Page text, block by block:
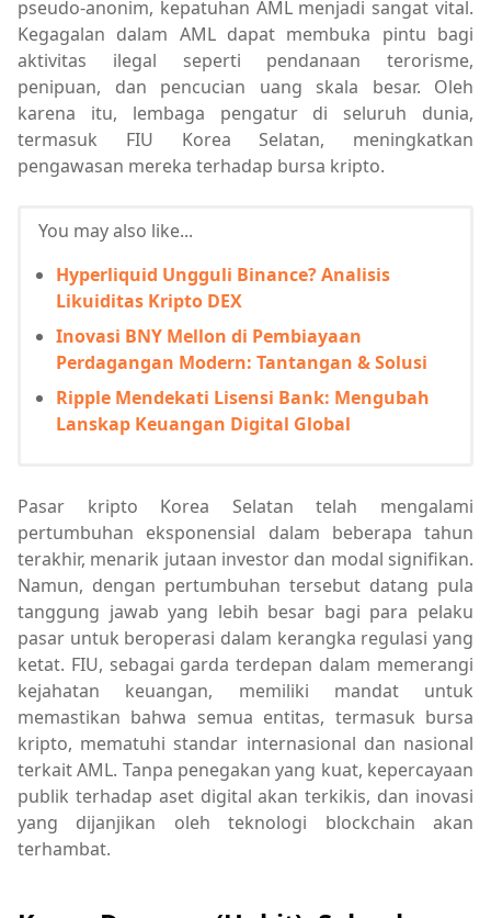
pseudo-anonim, kepatuhan AML menjadi sangat vital.
Kegagalan dalam AML dapat membuka pintu bagi
aktivitas ilegal seperti pendanaan terorisme,
penipuan, dan pencucian uang skala besar. Oleh
karena itu, lembaga pengatur di seluruh dunia,
termasuk FIU Korea Selatan, meningkatkan
pengawasan mereka terhadap bursa kripto.
You may also like...
Hyperliquid Ungguli Binance? Analisis
Likuiditas Kripto DEX
Inovasi BNY Mellon di Pembiayaan
Perdagangan Modern: Tantangan & Solusi
Ripple Mendekati Lisensi Bank: Mengubah
Lanskap Keuangan Digital Global
Pasar kripto Korea Selatan telah mengalami
pertumbuhan eksponensial dalam beberapa tahun
terakhir, menarik jutaan investor dan modal signifikan.
Namun, dengan pertumbuhan tersebut datang pula
tanggung jawab yang lebih besar bagi para pelaku
pasar untuk beroperasi dalam kerangka regulasi yang
ketat. FIU, sebagai garda terdepan dalam memerangi
kejahatan keuangan, memiliki mandat untuk
memastikan bahwa semua entitas, termasuk bursa
kripto, mematuhi standar internasional dan nasional
terkait AML. Tanpa penegakan yang kuat, kepercayaan
publik terhadap aset digital akan terkikis, dan inovasi
yang dijanjikan oleh teknologi blockchain akan
terhambat.